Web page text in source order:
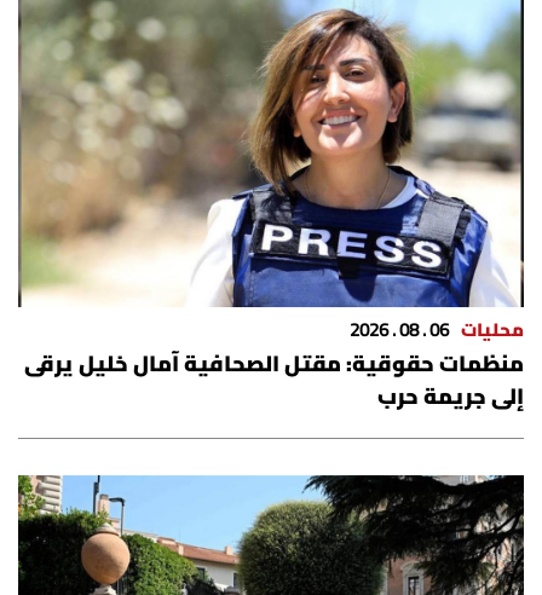
محليات 06 . 08 . 2026
منظمات حقوقية: مقتل الصحافية آمال خليل يرقى
إلى جريمة حرب